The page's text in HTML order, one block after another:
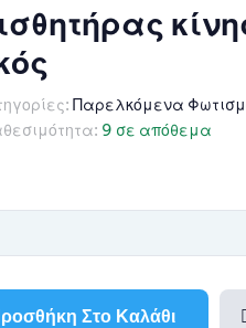
Παρελκόμενα
9 σε απόθεμα
Στο Καλάθι